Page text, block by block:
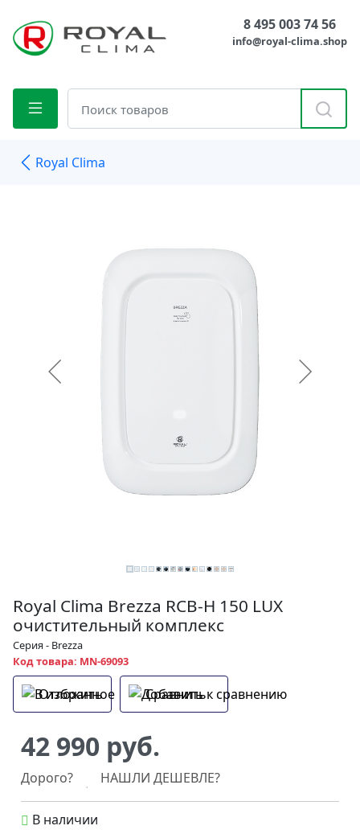
8 495 003 74 56
info@royal-clima.shop
Royal Clima
Royal Clima Brezza RCB-H 150 LUX
очистительный комплекс
Серия - Brezza
Код товара: MN-69093
Отложить Сравнить
42 990 руб.
Дорого? НАШЛИ ДЕШЕВЛЕ?
В наличии